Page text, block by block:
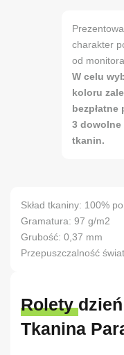
charakter
od
W celu
koloru
bezpłatne
3 dowolne
tkanin.
Skład tkaniny: 100%
Gramatura: 97 g/m2
Grubość: 0,37 mm
Przepuszczalność
Rolety
Tkanina